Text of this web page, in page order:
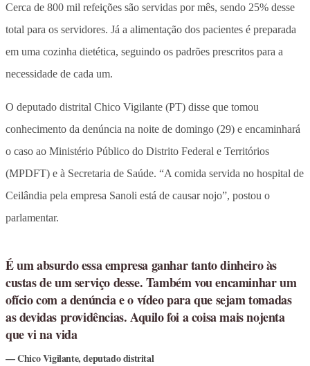
Cerca de 800 mil refeições são servidas por mês, sendo 25% desse
total para os servidores. Já a alimentação dos pacientes é preparada
em uma cozinha dietética, seguindo os padrões prescritos para a
necessidade de cada um.
O deputado distrital Chico Vigilante (PT) disse que tomou
conhecimento da denúncia na noite de domingo (29) e encaminhará
o caso ao Ministério Público do Distrito Federal e Territórios
(MPDFT) e à Secretaria de Saúde. “A comida servida no hospital de
Ceilândia pela empresa Sanoli está de causar nojo”, postou o
parlamentar.
É um absurdo essa empresa ganhar tanto dinheiro às
custas de um serviço desse. Também vou encaminhar um
ofício com a denúncia e o vídeo para que sejam tomadas
as devidas providências. Aquilo foi a coisa mais nojenta
que vi na vida
Chico Vigilante, deputado distrital